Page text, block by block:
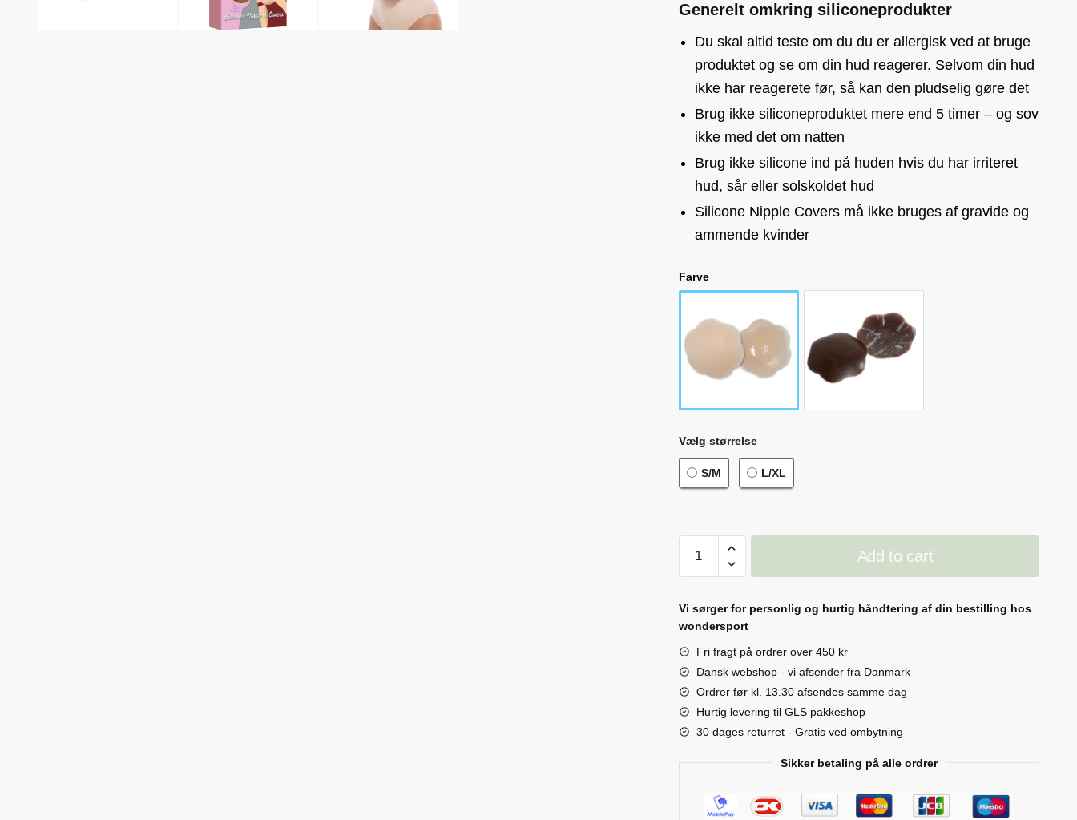
Generelt omkring siliconeprodukter
Du skal altid teste om du du er allergisk ved at bruge
produktet og se om din hud reagerer. Selvom din hud
ikke har reagerete før, så kan den pludselig gøre det
Brug ikke siliconeproduktet mere end 5 timer – og sov
ikke med det om natten
Brug ikke silicone ind på huden hvis du har irriteret
hud, sår eller solskoldet hud
Silicone Nipple Covers må ikke bruges af gravide og
ammende kvinder
Farve
Vælg størrelse
S/M L/XL
Silicone
quantity
Add to cart
Vi sørger for personlig og hurtig håndtering af din bestilling hos
wondersport
Fri fragt på ordrer over 450 kr
Dansk webshop - vi afsender fra Danmark
Ordrer før kl. 13.30 afsendes samme dag
Hurtig levering til GLS pakkeshop
30 dages returret - Gratis ved ombytning
Sikker betaling på alle ordrer